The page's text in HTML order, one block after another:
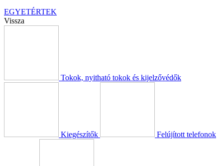
EGYETÉRTEK
Vissza
Tokok, nyitható tokok és kijelzővédők
Kiegészítők Felújított telefonok